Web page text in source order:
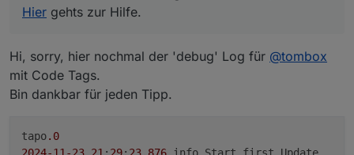
tapo.0
2024-11-23 21:29:13.869 debug Init cipher successful
tapo.0
2024-11-23 21:29:13.868 debug Handshake 2
host response: 192.168.188.125
Hier gehts zur Hilfe.
Hi, sorry, hier nochmal der 'debug' Log für @tombox
mit Code Tags.
Bin dankbar für jeden Tipp.
tapo.0
2024-11 -23 21 : 29: 23.876 info Start first Update